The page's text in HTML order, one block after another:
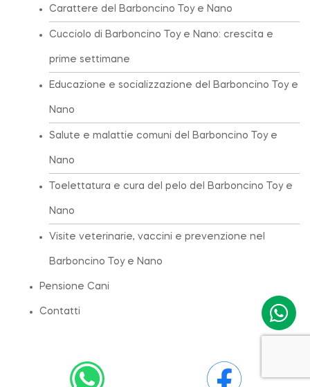
Carattere del Barboncino Toy e Nano
Cucciolo di Barboncino Toy e Nano: crescita e
prime settimane
Educazione e socializzazione del Barboncino Toy e
Nano
Salute e malattie comuni del Barboncino Toy e
Nano
Toelettatura e cura del pelo del Barboncino Toy e
Nano
Visite veterinarie, vaccini e prevenzione nel
Barboncino Toy e Nano
Pensione Cani
Contatti